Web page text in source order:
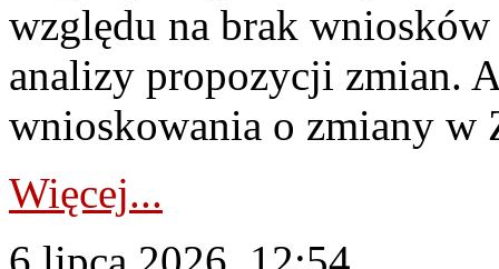
względu na brak
analizy propozycji zmian.
wnioskowania o zmiany w
Więcej...